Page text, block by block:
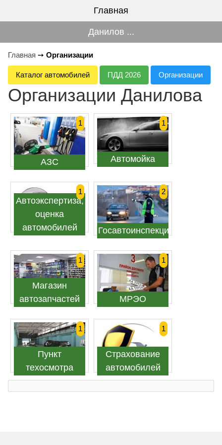
Главная
Данилов ...
Главная ➙ Организации
Каталог автомобилей ПДД 2026 Организации
Организации Данилова
АЗС
1
Автомойка
1
Автоэкспертиза,
оценка
автомобилей
1
Госавтоинспекция
2
Магазин
автозапчастей
1
МРЭО
1
Пункт
техосмотра
1
Страхование
автомобилей
1